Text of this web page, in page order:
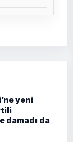
yeni
damadı da